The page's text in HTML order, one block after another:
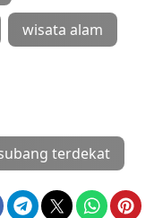
wisata alam
terdekat